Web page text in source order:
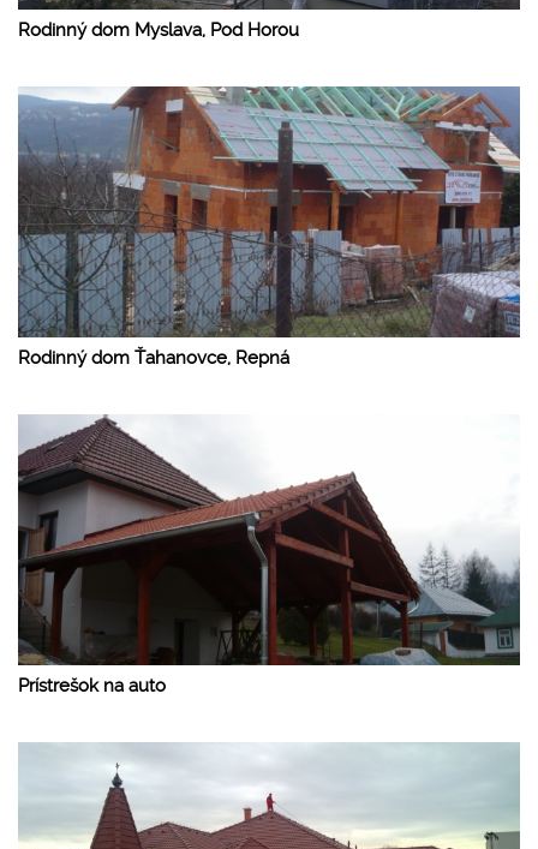
Rodinný dom Myslava, Pod Horou
Rodinný dom Ťahanovce, Repná
Prístrešok na auto